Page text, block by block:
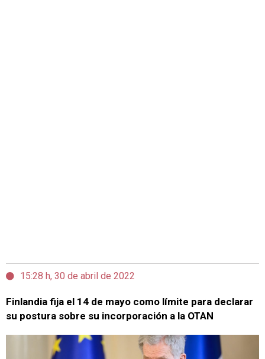
15:28 h, 30 de abril de 2022
Finlandia fija el 14 de mayo como límite para declarar
su postura sobre su incorporación a la OTAN